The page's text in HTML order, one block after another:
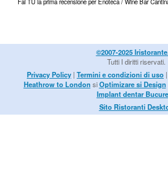
Fai TU la prima recensione per Enoteca / Wine Bar
©2007-2025
Tutti I diritti riservati.
Privacy Policy | Termini e condizioni di uso |
Heathrow to London siOptimizare si Design
Implant dentar
Sito Ristoranti